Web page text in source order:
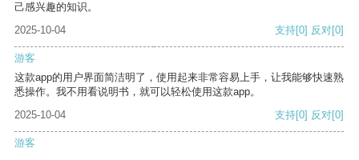
己感兴趣的知识。
2025-10-04
支持[0] 反对[0]
游客
这款app的用户界面简洁明了，使用起来非常容易上手，让我能够快速熟
悉操作。我不用看说明书，就可以轻松使用这款app。
2025-10-04
支持[0] 反对[0]
游客